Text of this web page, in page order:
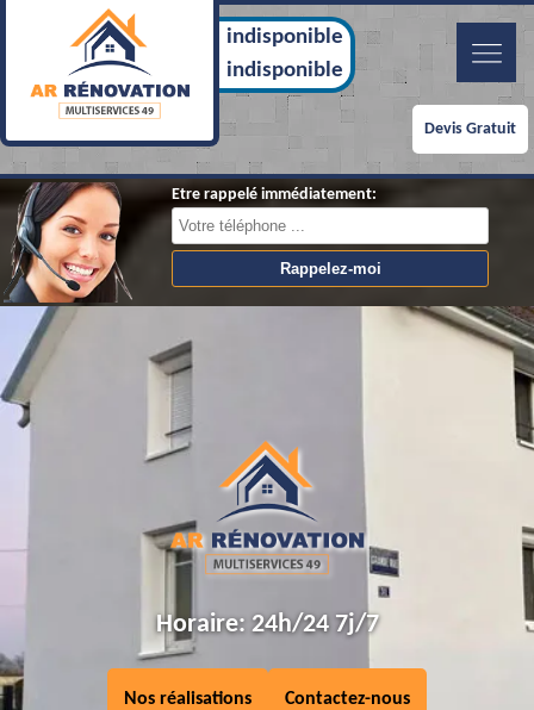
indisponible
indisponible
Devis Gratuit
Etre rappelé immédiatement:
Horaire: 24h/24 7j/7
Nos réalisations Contactez-nous